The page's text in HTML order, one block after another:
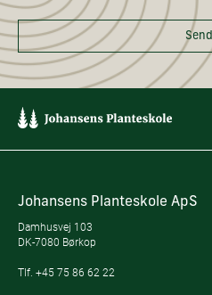
Send
Johansens Planteskole ApS
Damhusvej 103
DK-7080 Børkop
Tlf. +45 75 86 62 22